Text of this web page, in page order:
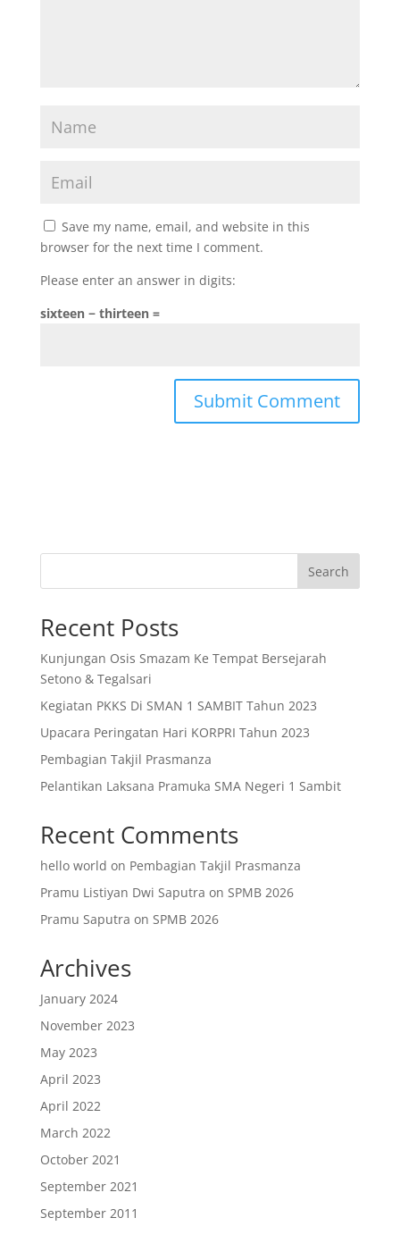
Save my name, email, and website in this
browser for the next time I comment.
Please enter an answer in digits:
sixteen − thirteen =
Search
Recent Posts
Kunjungan Osis Smazam Ke Tempat Bersejarah
Setono & Tegalsari
Kegiatan PKKS Di SMAN 1 SAMBIT Tahun 2023
Upacara Peringatan Hari KORPRI Tahun 2023
Pembagian Takjil Prasmanza
Pelantikan Laksana Pramuka SMA Negeri 1 Sambit
Recent Comments
hello world on Pembagian Takjil Prasmanza
Pramu Listiyan Dwi Saputra on SPMB 2026
Pramu Saputra on SPMB 2026
Archives
January 2024
November 2023
May 2023
April 2023
April 2022
March 2022
October 2021
September 2021
September 2011